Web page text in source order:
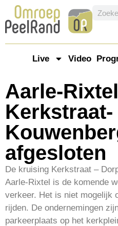
Live Video
Aarle-
Kerkstraat-
afgesloten
De kruising Kerkstraat –
Aarle-Rixtel is de komende
verkeer. Het is niet mogelijk
rijden. De ondernemingen
parkeerplaats op het